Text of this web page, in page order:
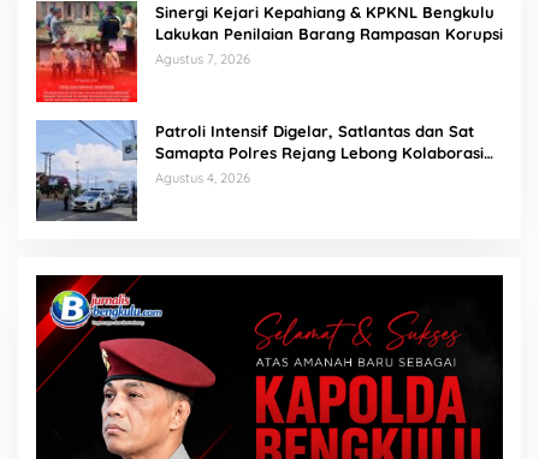
Sinergi Kejari Kepahiang & KPKNL Bengkulu
Lakukan Penilaian Barang Rampasan Korupsi
Agustus 7, 2026
Patroli Intensif Digelar, Satlantas dan Sat
Samapta Polres Rejang Lebong Kolaborasi
Berantas Balap Liar
Agustus 4, 2026